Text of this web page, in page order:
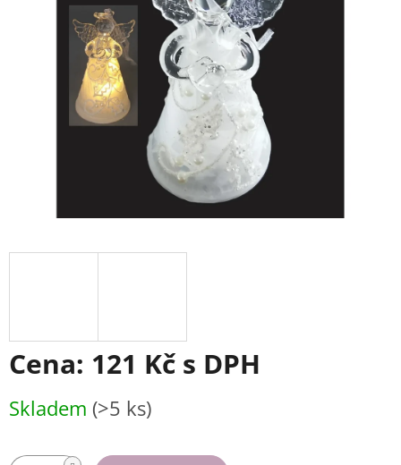
Cena: 121 Kč s DPH
cena:
Skladem (>5 ks)